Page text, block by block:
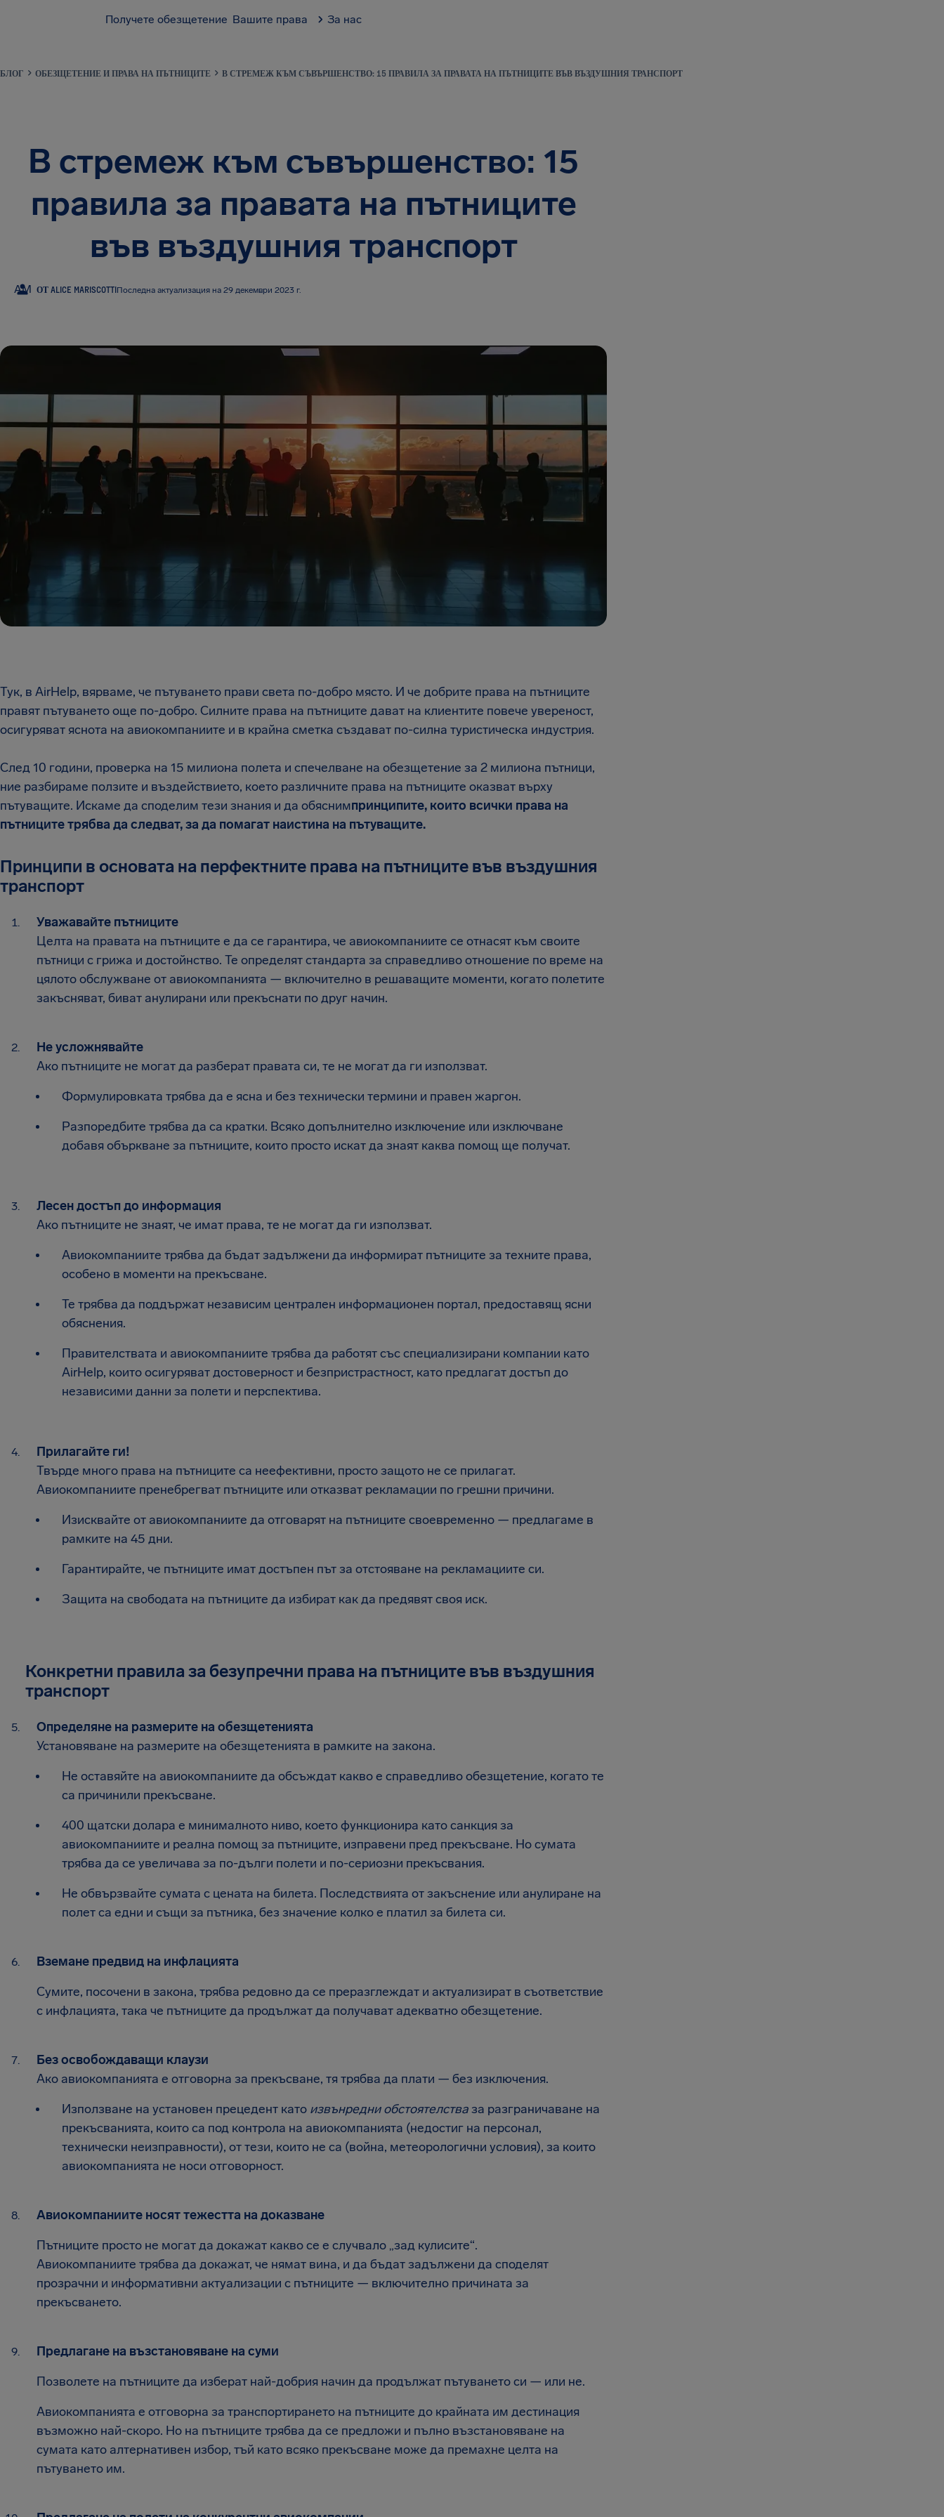
Получете обезщетение Вашите права За нас
БЛОГ ОБЕЗЩЕТЕНИЕ И ПРАВА НА ПЪТНИЦИТЕ В СТРЕМЕЖ КЪМ СЪВЪРШЕНСТВО: 15 ПРАВИЛА ЗА ПРАВАТА НА ПЪТНИЦИТЕ ВЪВ ВЪЗДУШНИЯ ТРАНСПОРТ
В стремеж към съвършенство: 15
правила за правата на пътниците
във въздушния транспорт
AM ОТ ALICE MARISCOTTIПоследна актуализация на 29 декември 2023 г.
Тук, в AirHelp, вярваме, че пътуването прави света по-добро място. И че добрите права на пътниците
правят пътуването още по-добро. Силните права на пътниците дават на клиентите повече увереност,
осигуряват яснота на авиокомпаниите и в крайна сметка създават по-силна туристическа индустрия.
След 10 години, проверка на 15 милиона полета и спечелване на обезщетение за 2 милиона пътници,
ние разбираме ползите и въздействието, което различните права на пътниците оказват върху
пътуващите. Искаме да споделим тези знания и да обяснимпринципите, които всички права на
пътниците трябва да следват, за да помагат наистина на пътуващите.
Принципи в основата на перфектните права на пътниците във въздушния
транспорт
Уважавайте пътниците
Целта на правата на пътниците е да се гарантира, че авиокомпаниите се отнасят към своите
пътници с грижа и достойнство. Те определят стандарта за справедливо отношение по време на
цялото обслужване от авиокомпанията — включително в решаващите моменти, когато полетите
закъсняват, биват анулирани или прекъснати по друг начин.
Не усложнявайте
Ако пътниците не могат да разберат правата си, те не могат да ги използват.
Формулировката трябва да е ясна и без технически термини и правен жаргон.
Разпоредбите трябва да са кратки. Всяко допълнително изключение или изключване
добавя объркване за пътниците, които просто искат да знаят каква помощ ще получат.
Лесен достъп до информация
Ако пътниците не знаят, че имат права, те не могат да ги използват.
Авиокомпаниите трябва да бъдат задължени да информират пътниците за техните права,
особено в моменти на прекъсване.
Те трябва да поддържат независим централен информационен портал, предоставящ ясни
обяснения.
Правителствата и авиокомпаниите трябва да работят със специализирани компании като
AirHelp, които осигуряват достоверност и безпристрастност, като предлагат достъп до
независими данни за полети и перспектива.
Прилагайте ги!
Твърде много права на пътниците са неефективни, просто защото не се прилагат.
Авиокомпаниите пренебрегват пътниците или отказват рекламации по грешни причини.
Изисквайте от авиокомпаниите да отговарят на пътниците своевременно — предлагаме в
рамките на 45 дни.
Гарантирайте, че пътниците имат достъпен път за отстояване на рекламациите си.
Защита на свободата на пътниците да избират как да предявят своя иск.
Конкретни правила за безупречни права на пътниците във въздушния
транспорт
Определяне на размерите на обезщетенията
Установяване на размерите на обезщетенията в рамките на закона.
Не оставяйте на авиокомпаниите да обсъждат какво е справедливо обезщетение, когато те
са причинили прекъсване.
400 щатски долара е минималното ниво, което функционира като санкция за
авиокомпаниите и реална помощ за пътниците, изправени пред прекъсване. Но сумата
трябва да се увеличава за по-дълги полети и по-сериозни прекъсвания.
Не обвързвайте сумата с цената на билета. Последствията от закъснение или анулиране на
полет са едни и същи за пътника, без значение колко е платил за билета си.
Вземане предвид на инфлацията
Сумите, посочени в закона, трябва редовно да се преразглеждат и актуализират в съответствие
с инфлацията, така че пътниците да продължат да получават адекватно обезщетение.
Без освобождаващи клаузи
Ако авиокомпанията е отговорна за прекъсване, тя трябва да плати — без изключения.
Използване на установен прецедент като извънредни обстоятелстваза разграничаване на
прекъсванията, които са под контрола на авиокомпанията (недостиг на персонал,
технически неизправности), от тези, които не са (война, метеорологични условия), за които
авиокомпанията не носи отговорност.
Авиокомпаниите носят тежестта на доказване
Пътниците просто не могат да докажат какво се е случвало „зад кулисите“.
Авиокомпаниите трябва да докажат, че нямат вина, и да бъдат задължени да споделят
прозрачни и информативни актуализации с пътниците — включително причината за
прекъсването.
Предлагане на възстановяване на суми
Позволете на пътниците да изберат най-добрия начин да продължат пътуването си — или не.
Авиокомпанията е отговорна за транспортирането на пътниците до крайната им дестинация
възможно най-скоро. Но на пътниците трябва да се предложи и пълно възстановяване на
сумата като алтернативен избор, тъй като всяко прекъсване може да премахне целта на
пътуването им.